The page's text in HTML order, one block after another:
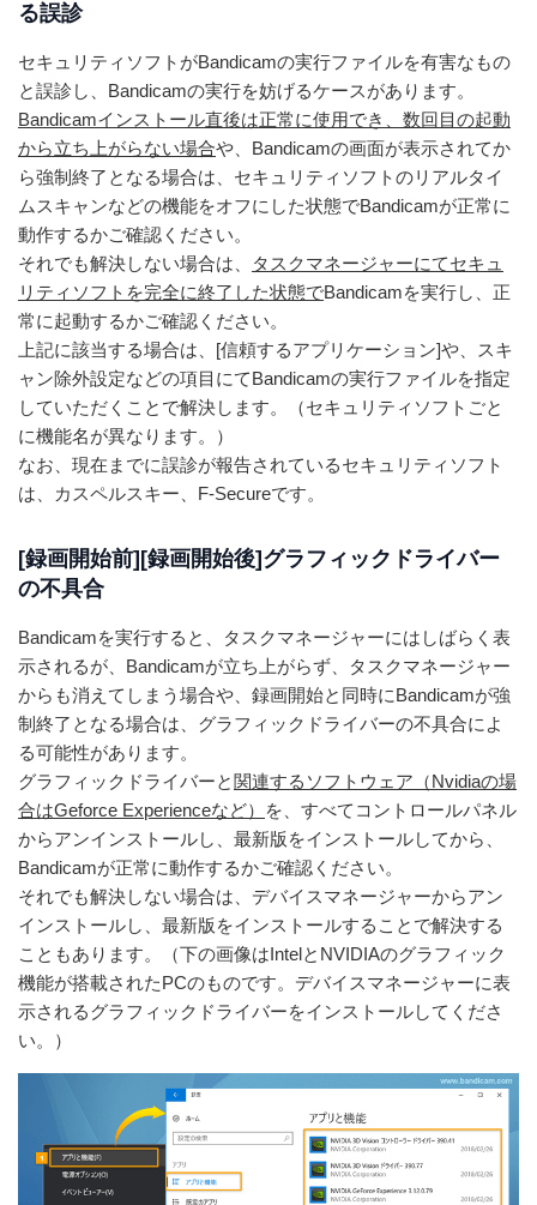
る誤診
セキュリティソフトがBandicamの実行ファイルを有害なもの
と誤診し、Bandicamの実行を妨げるケースがあります。
Bandicamインストール直後は正常に使用でき、数回目の起動
から立ち上がらない場合や、Bandicamの画面が表示されてか
ら強制終了となる場合は、セキュリティソフトのリアルタイ
ムスキャンなどの機能をオフにした状態でBandicamが正常に
動作するかご確認ください。
それでも解決しない場合は、
タスクマネージャーにてセキュ
リティソフトを完全に終了した状態でBandicamを実行し、正
常に起動するかご確認ください。
上記に該当する場合は、[信頼するアプリケーション]や、スキ
ャン除外設定などの項目にてBandicamの実行ファイルを指定
していただくことで解決します。（セキュリティソフトごと
に機能名が異なります。）
なお、現在までに誤診が報告されているセキュリティソフト
は、カスペルスキー、F-Secureです。
[録画開始前][録画開始後]グラフィックドライバー
の不具合
Bandicamを実行すると、タスクマネージャーにはしばらく表
示されるが、Bandicamが立ち上がらず、タスクマネージャー
からも消えてしまう場合や、録画開始と同時にBandicamが強
制終了となる場合は、グラフィックドライバーの不具合によ
る可能性があります。
グラフィックドライバーと 関連するソフトウェア（Nvidiaの場
合はGeforce Experienceなど）
を、すべてコントロールパネル
からアンインストールし、最新版をインストールしてから、
Bandicamが正常に動作するかご確認ください。
それでも解決しない場合は、デバイスマネージャーからアン
インストールし、最新版をインストールすることで解決する
こともあります。（下の画像はIntelとNVIDIAのグラフィック
機能が搭載されたPCのものです。デバイスマネージャーに表
示されるグラフィックドライバーをインストールしてくださ
い。）